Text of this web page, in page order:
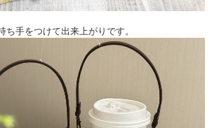
手をつけて出来上がりです。